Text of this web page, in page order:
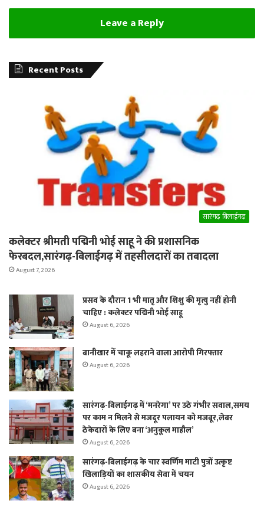
Leave a Reply
Recent Posts
सारंगढ़ बिलाईगढ़
कलेक्टर श्रीमती पद्मिनी भोई साहू ने की प्रशासनिक
फेरबदल,सारंगढ़-बिलाईगढ़ में तहसीलदारों का तबादला
August 7, 2026
प्रसव के दौरान 1 भी मातृ और शिशु की मृत्यु नहीं होनी
चाहिए : कलेक्टर पद्मिनी भोई साहू
August 6, 2026
बानीखार में चाकू लहराने वाला आरोपी गिरफ्तार
August 6, 2026
सारंगढ़-बिलाईगढ़ में ‘मनरेगा’ पर उठे गंभीर सवाल,समय
पर काम न मिलने से मजदूर पलायन को मजबूर,लेबर
ठेकेदारों के लिए बना ‘अनुकूल माहौल’
August 6, 2026
सारंगढ़-बिलाईगढ़ के चार स्वर्णिम माटी पुत्रों उत्कृष्ट
खिलाड़ियों का शासकीय सेवा में चयन
August 6, 2026